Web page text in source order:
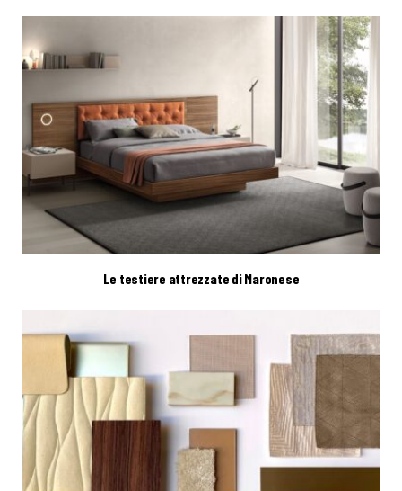
Le testiere attrezzate di Maronese